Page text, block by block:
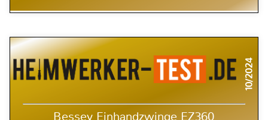
10/2024
Bessey Einhandzwinge EZ360